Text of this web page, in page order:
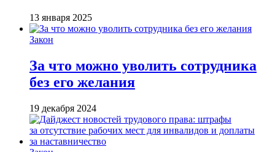
13 января 2025
Закон
За что можно уволить сотрудника
без его желания
19 декабря 2024